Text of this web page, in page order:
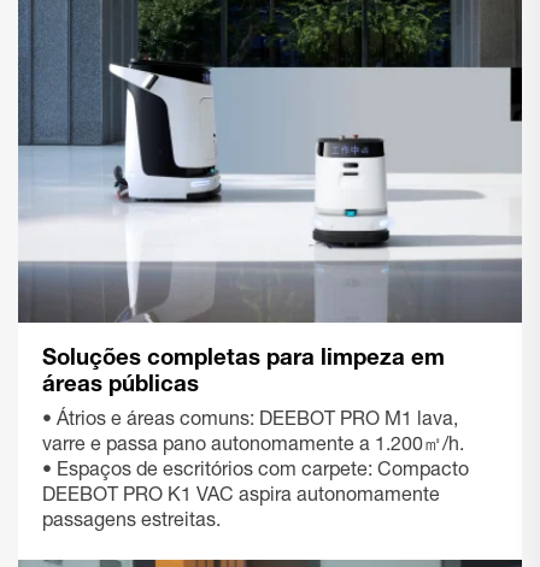
Soluções completas para limpeza em
áreas públicas
• Átrios e áreas comuns: DEEBOT PRO M1 lava,
varre e passa pano autonomamente a 1.200㎡/h.
• Espaços de escritórios com carpete: Compacto
DEEBOT PRO K1 VAC aspira autonomamente
passagens estreitas.